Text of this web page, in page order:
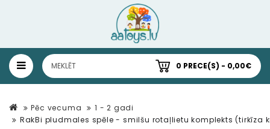
0 PRECE(S) - 0,00€
Pēc vecuma
1 - 2 gadi
RakBi pludmales spēle - smilšu rotaļlietu komplekts (tirkīza